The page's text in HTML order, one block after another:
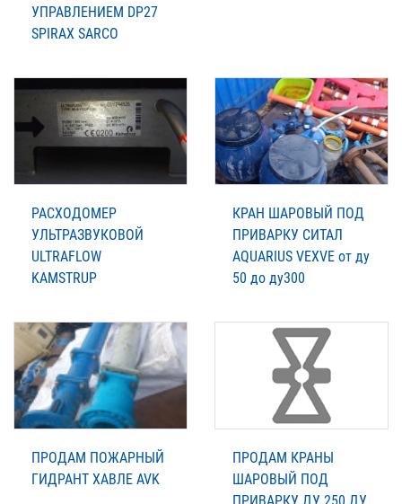
УПРАВЛЕНИЕМ DP27
SPIRAX SARCO
РАСХОДОМЕР
УЛЬТРАЗВУКОВОЙ
ULTRAFLOW
KAMSTRUP
КРАН ШАРОВЫЙ ПОД
ПРИВАРКУ СИТАЛ
AQUARIUS VEXVE от ду
50 до ду300
ПРОДАМ ПОЖАРНЫЙ
ГИДРАНТ ХАВЛЕ AVK
ПРОДАМ КРАНЫ
ШАРОВЫЙ ПОД